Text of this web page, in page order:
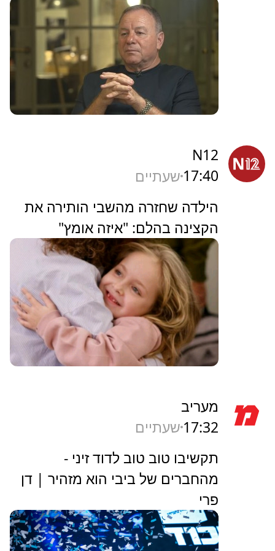
N12
17:40 שעתיים
הילדה שחזרה מהשבי הותירה את
הקצינה בהלם: "איזה אומץ"
מעריב
17:32 שעתיים
תקשיבו טוב טוב לדוד זיני -
מהחברים של ביבי הוא מזהיר | דן
פרי